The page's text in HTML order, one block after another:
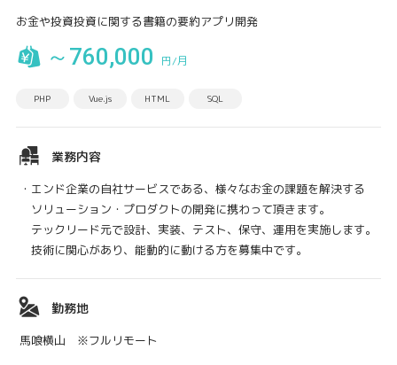
お金や投資投資に関する書籍の要約アプリ開発
～760,000 円/月
PHP Vue.js HTML SQL
業務内容
・エンド企業の自社サービスである、様々なお金の課題を解決する
ソリューション・プロダクトの開発に携わって頂きます。
テックリード元で設計、実装、テスト、保守、運用を実施します。
技術に関心があり、能動的に動ける方を募集中です。
勤務地
馬喰横山 ※フルリモート